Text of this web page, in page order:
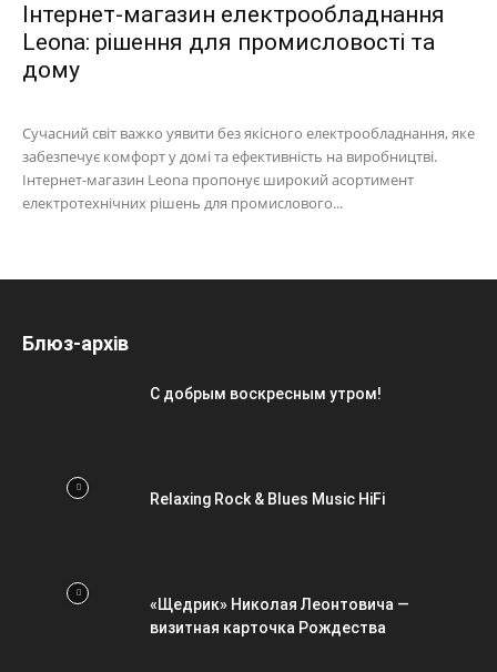
Інтернет-магазин електрообладнання
Leona: рішення для промисловості та
дому
Сучасний світ важко уявити без якісного електрообладнання, яке
забезпечує комфорт у домі та ефективність на виробництві.
Інтернет-магазин Leona пропонує широкий асортимент
електротехнічних рішень для промислового...
Блюз-архів
С добрым воскресным утром!
Relaxing Rock & Blues Music HiFi
«Щедрик» Николая Леонтовича —
визитная карточка Рождества